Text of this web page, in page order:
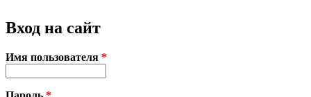
Вход на сайт
Имя пользователя *